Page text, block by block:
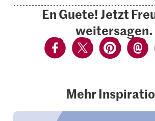
En Guete! Jetzt
weitersagen.
Mehr